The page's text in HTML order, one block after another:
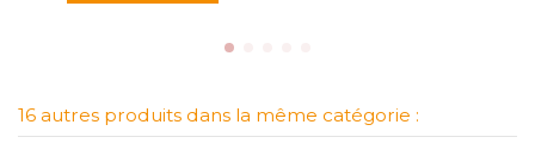
16 autres produits dans la même catégorie :